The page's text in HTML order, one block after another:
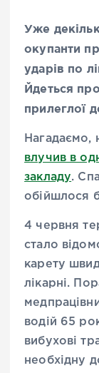
Уже
окупанти
ударів по
Йдеться
прилеглої
Нагадаємо,
влучив в
закладу.
обійшлося
4 червня
стало
карету
лікарні.
водій 65
вибухові
необхідну